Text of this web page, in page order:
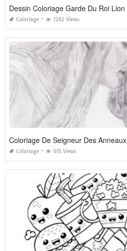
Dessin Coloriage Garde Du Roi Lion
Coloriage 1282 Views
Coloriage De Seigneur Des Anneaux
Coloriage 615 Views